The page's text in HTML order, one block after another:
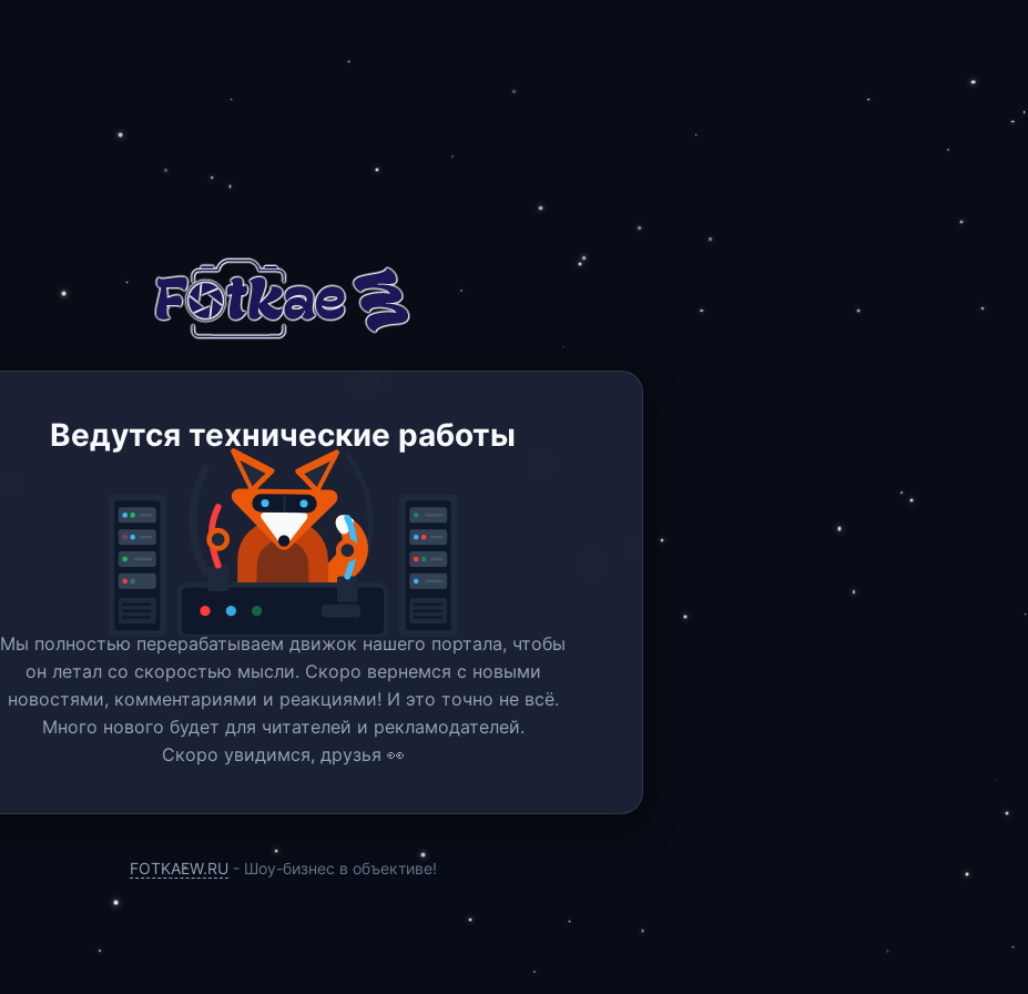
Ведутся технические работы
Мы полностью перерабатываем движок нашего портала, чтобы
он летал со скоростью мысли. Скоро вернемся c новыми
новостями, комментариями и реакциями! И это точно не всё.
Много нового будет для читателей и рекламодателей.
Скоро увидимся, друзья 👀
FOTKAEW.RU - Шоу-бизнес в объективе!